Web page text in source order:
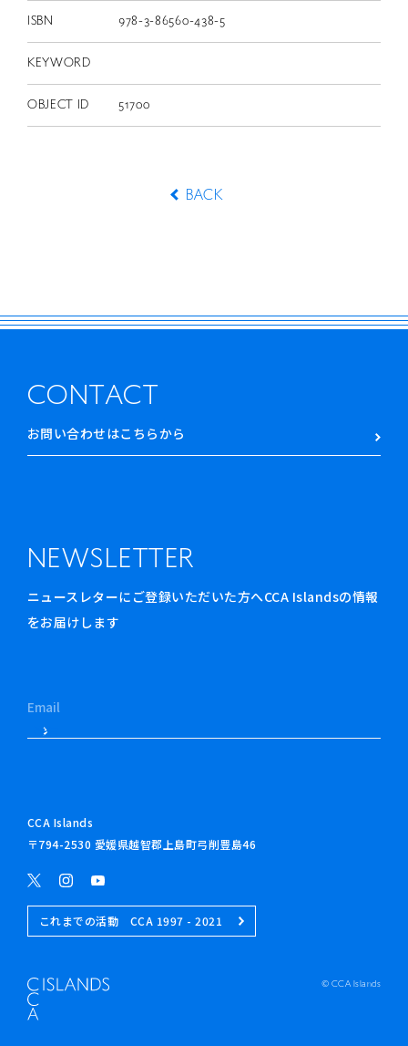
ISBN 978-3-86560-438-5
KEYWORD
OBJECT ID 51700
BACK
CONTACT
お問い合わせはこちらから
NEWSLETTER
ニュースレターにご登録いただいた方へCCA Islandsの情報
をお届けします
CCA Islands
〒794-2530 愛媛県越智郡上島町弓削豊島46
これまでの活動 CCA 1997 - 2021
© CCA Islands